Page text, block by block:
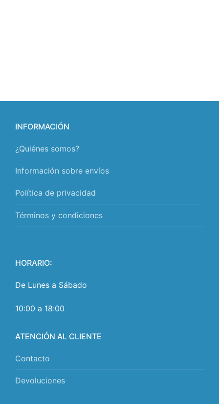
INFORMACIÓN
¿Quiénes somos?
Información sobre envíos
Política de privacidad
Términos y condiciones
HORARIO:
De Lunes a Sábado
10:00 a 18:00
ATENCIÓN AL CLIENTE
Contacto
Devoluciones